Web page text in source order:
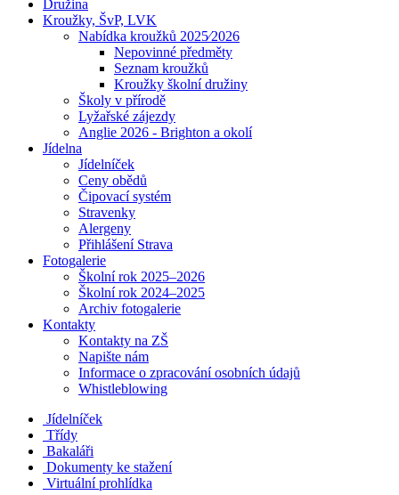
Družina
Kroužky, ŠvP, LVK
Nabídka kroužků 2025⁄2026
Nepovinné předměty
Seznam kroužků
Kroužky školní družiny
Školy v přírodě
Lyžařské zájezdy
Anglie 2026 - Brighton a okolí
Jídelna
Jídelníček
Ceny obědů
Čipovací systém
Stravenky
Alergeny
Přihlášení Strava
Fotogalerie
Školní rok 2025–2026
Školní rok 2024–2025
Archiv fotogalerie
Kontakty
Kontakty na ZŠ
Napište nám
Informace o zpracování osobních údajů
Whistleblowing
Jídelníček
Třídy
Bakaláři
Dokumenty ke stažení
Virtuální prohlídka